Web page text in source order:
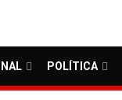
POLÍTICA